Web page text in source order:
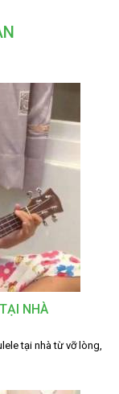
NHÀ
tại nhà từ vỡ lòng,